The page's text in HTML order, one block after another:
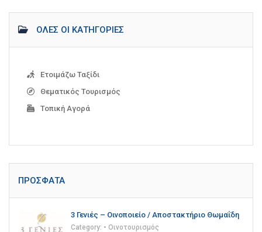
ΌΛΕΣ ΟΙ ΚΑΤΗΓΟΡΊΕΣ
Ετοιμάζω Ταξίδι
Θεματικός Τουρισμός
Τοπική Αγορά
ΠΡΌΣΦΑΤΑ
3 Γενιές – Οινοποιείο / Αποστακτήριο Θωμαΐδη
Category: • Οινοτουρισμός